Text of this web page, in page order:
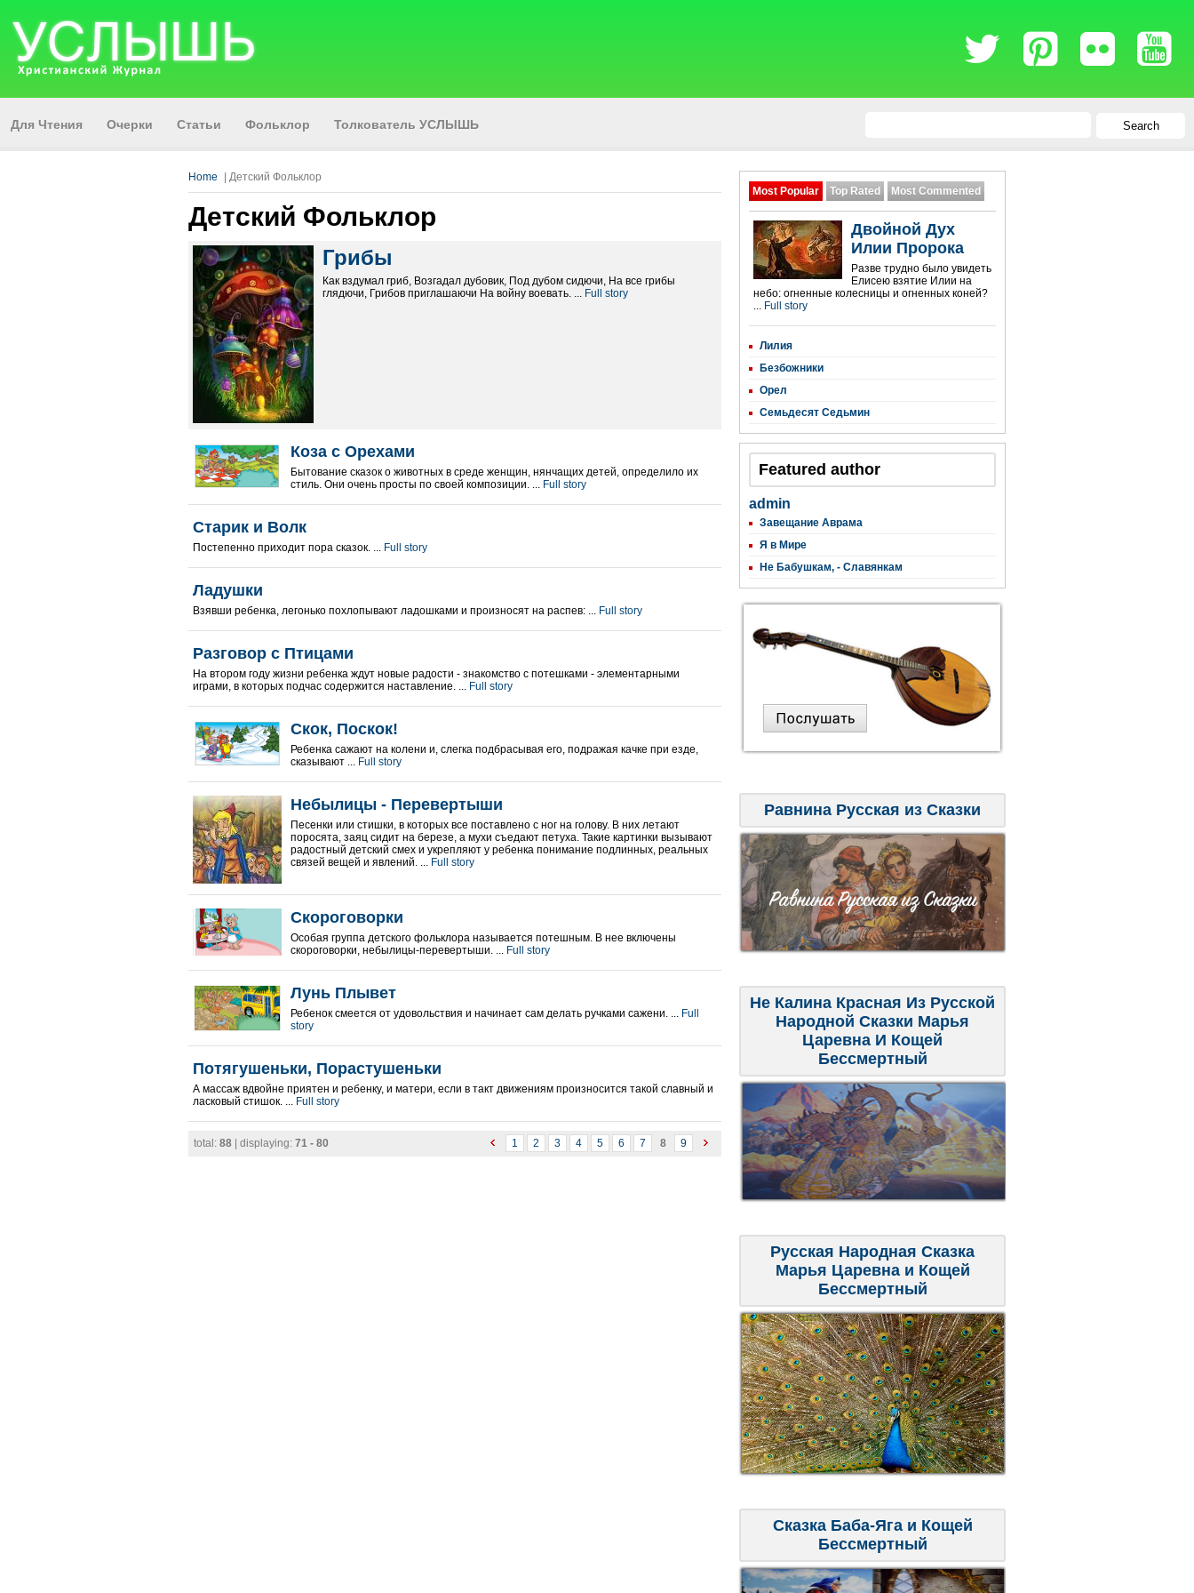
Для Чтения Очерки Статьи Фольклор Толкователь УСЛЫШЬ Search
Home | Детский Фольклор
Детский Фольклор
Грибы
Как вздумал гриб, Возгадал дубовик, Под дубом сидючи, На все грибы
глядючи, Грибов приглашаючи На войну воевать. ... Full story
Коза с Орехами
Бытование сказок о животных в среде женщин, нянчащих детей, определило их
стиль. Они очень просты по своей композиции. ... Full story
Старик и Волк
Постепенно приходит пора сказок. ... Full story
Ладушки
Взявши ребенка, легонько похлопывают ладошками и произносят на распев: ... Full story
Разговор с Птицами
На втором году жизни ребенка ждут новые радости - знакомство с потешками - элементарными
играми, в которых подчас содержится наставление. ... Full story
Скок, Поскок!
Ребенка сажают на колени и, слегка подбрасывая его, подражая качке при езде,
сказывают ... Full story
Небылицы - Перевертыши
Песенки или стишки, в которых все поставлено с ног на голову. В них летают
поросята, заяц сидит на березе, а мухи съедают петуха. Такие картинки вызывают
радостный детский смех и укрепляют у ребенка понимание подлинных, реальных
связей вещей и явлений. ... Full story
Скороговорки
Особая группа детского фольклора называется потешным. В нее включены
скороговорки, небылицы-перевертыши. ... Full story
Лунь Плывет
Ребенок смеется от удовольствия и начинает сам делать ручками сажени. ... Full
story
Потягушеньки, Порастушеньки
А массаж вдвойне приятен и ребенку, и матери, если в такт движениям произносится такой славный и
ласковый стишок. ... Full story
1 2 3 4 5 6 7 8 9
total: 88 | displaying: 71 - 80
Most Popular Top Rated Most Commented
Двойной Дух
Илии Пророка
Разве трудно было увидеть
Елисею взятие Илии на
небо: огненные колесницы и огненных коней?
... Full story
Лилия
Безбожники
Орел
Семьдесят Седьмин
Featured author
admin
Завещание Аврама
Я в Мире
Не Бабушкам, - Славянкам
Равнина Русская из Сказки
Не Калина Красная Из Русской
Народной Сказки Марья
Царевна И Кощей
Бессмертный
Русская Народная Сказка
Марья Царевна и Кощей
Бессмертный
Сказка Баба-Яга и Кощей
Бессмертный